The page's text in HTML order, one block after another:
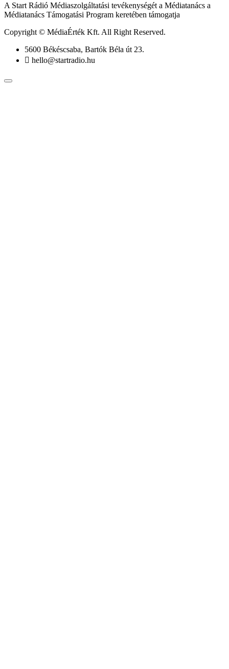
A Start Rádió Médiaszolgáltatási tevékenységét a Médiatanács a
Médiatanács Támogatási Program keretében támogatja
Copyright © MédiaÉrték Kft. All Right Reserved.
5600 Békéscsaba, Bartók Béla út 23.
hello@startradio.hu